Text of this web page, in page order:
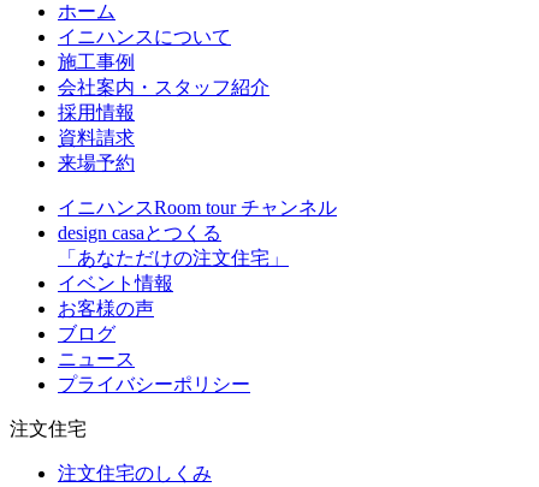
ホーム
イニハンスについて
施工事例
会社案内・スタッフ紹介
採用情報
資料請求
来場予約
イニハンスRoom tour チャンネル
design casaとつくる
「あなただけの注文住宅」
イベント情報
お客様の声
ブログ
ニュース
プライバシーポリシー
注文住宅
注文住宅のしくみ